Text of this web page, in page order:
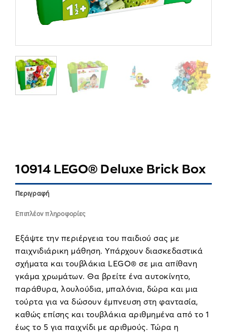
10914 LEGO® Deluxe Brick Box
Περιγραφή
Επιπλέον πληροφορίες
Εξάψτε την περιέργεια του παιδιού σας με
παιχνιδιάρικη μάθηση. Υπάρχουν διασκεδαστικά
σχήματα και τουβλάκια LEGO® σε μια απίθανη
γκάμα χρωμάτων. Θα βρείτε ένα αυτοκίνητο,
παράθυρα, λουλούδια, μπαλόνια, δώρα και μια
τούρτα για να δώσουν έμπνευση στη φαντασία,
καθώς επίσης και τουβλάκια αριθμημένα από το 1
έως το 5 για παιχνίδι με αριθμούς. Τώρα η